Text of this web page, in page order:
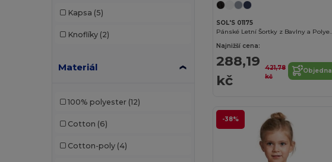
Kariban (10)
Kariban Premium
Kimood
Larkwood (1)
Malfini (4)
Malfini Premium
Kapsa (5)
Knoflíky (2)
Materiál
100% polyester (12)
Cotton (6)
Cotton-poly (4)
SOL'S 01175
Pánské Letní
Najnižší cena:
288,19
kč
421,78
kč
-38%